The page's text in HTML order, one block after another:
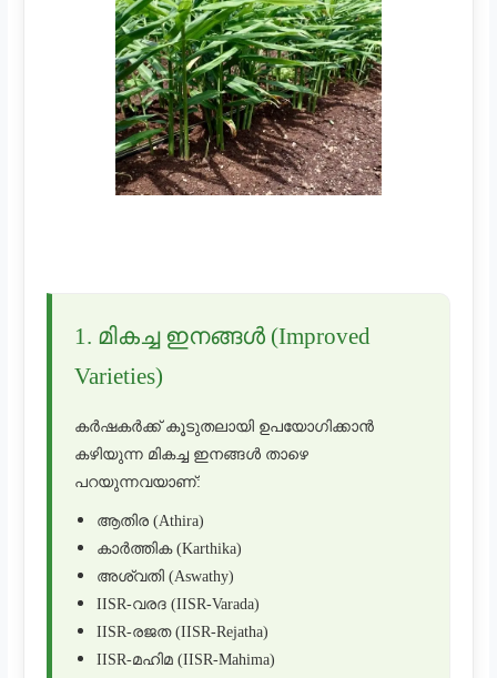
1. മികച്ച ഇനങ്ങൾ (Improved
Varieties)
കർഷകർക്ക് കൂടുതലായി ഉപയോഗിക്കാൻ
കഴിയുന്ന മികച്ച ഇനങ്ങൾ താഴെ
പറയുന്നവയാണ്:
ആതിര (Athira)
കാർത്തിക (Karthika)
അശ്വതി (Aswathy)
IISR-വരദ (IISR-Varada)
IISR-രജത (IISR-Rejatha)
IISR-മഹിമ (IISR-Mahima)